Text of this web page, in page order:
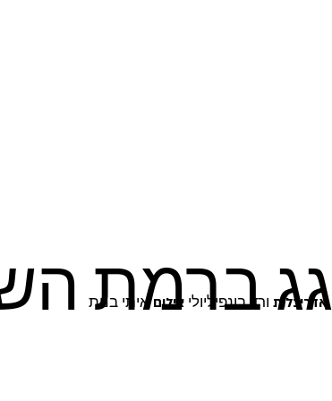
גג ברמת
אדריכלותורד בונפיליולי צילוםאיתי בנית